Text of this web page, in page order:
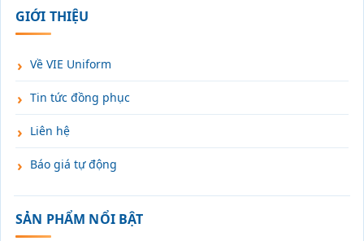
GIỚI THIỆU
Về VIE Uniform
Tin tức đồng phục
Liên hệ
Báo giá tự động
SẢN PHẨM NỔI BẬT